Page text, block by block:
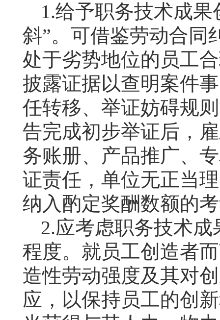
1.给予职务技术成果
斜”。可借鉴劳动合同
处于劣势地位的员工
披露证据以查明案件
任转移、举证妨碍规
告完成初步举证后，
务账册、产品推广、
证责任，单位无正当
纳入酌定奖酬数额的
2.应考虑职务技术
程度。就员工创造者
造性劳动强度及其对
应，以保持员工的创